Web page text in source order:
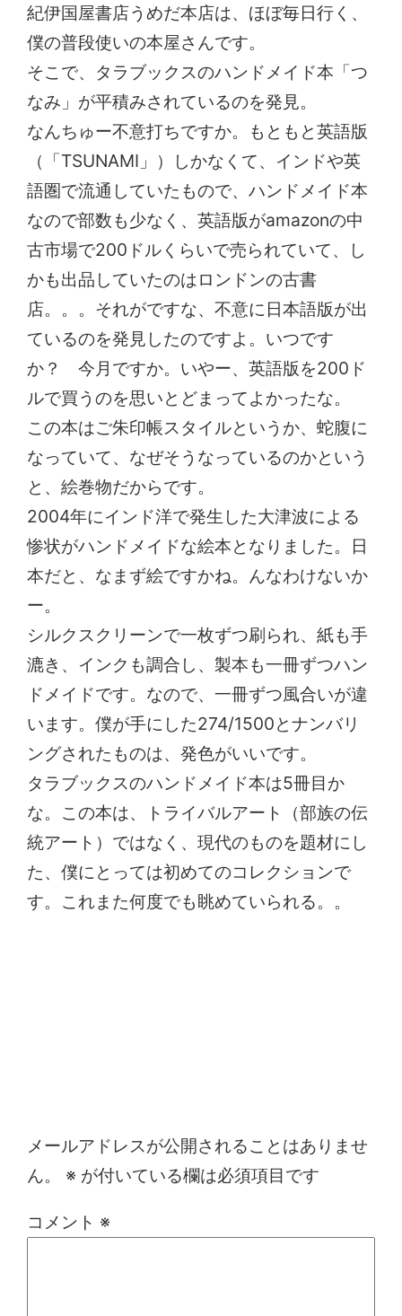
紀伊国屋書店うめだ本店は、ほぼ毎日行く、
僕の普段使いの本屋さんです。
そこで、タラブックスのハンドメイド本「つ
なみ」が平積みされているのを発見。
なんちゅー不意打ちですか。もともと英語版
（「TSUNAMI」）しかなくて、インドや英
語圏で流通していたもので、ハンドメイド本
なので部数も少なく、英語版がamazonの中
古市場で200ドルくらいで売られていて、し
かも出品していたのはロンドンの古書
店。。。それがですな、不意に日本語版が出
ているのを発見したのですよ。いつです
か？ 今月ですか。いやー、英語版を200ド
ルで買うのを思いとどまってよかったな。
この本はご朱印帳スタイルというか、蛇腹に
なっていて、なぜそうなっているのかという
と、絵巻物だからです。
2004年にインド洋で発生した大津波による
惨状がハンドメイドな絵本となりました。日
本だと、なまず絵ですかね。んなわけないか
ー。
シルクスクリーンで一枚ずつ刷られ、紙も手
漉き、インクも調合し、製本も一冊ずつハン
ドメイドです。なので、一冊ずつ風合いが違
います。僕が手にした274/1500とナンバリ
ングされたものは、発色がいいです。
タラブックスのハンドメイド本は5冊目か
な。この本は、トライバルアート（部族の伝
統アート）ではなく、現代のものを題材にし
た、僕にとっては初めてのコレクションで
す。これまた何度でも眺めていられる。。
メールアドレスが公開されることはありませ
ん。
※ が付いている欄は必須項目です
コメント ※